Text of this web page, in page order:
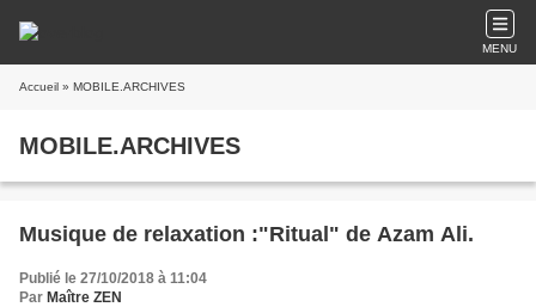
MENU
Accueil » MOBILE.ARCHIVES
MOBILE.ARCHIVES
Musique de relaxation :"Ritual" de Azam Ali.
Publié le 27/10/2018 à 11:04
Par Maître ZEN